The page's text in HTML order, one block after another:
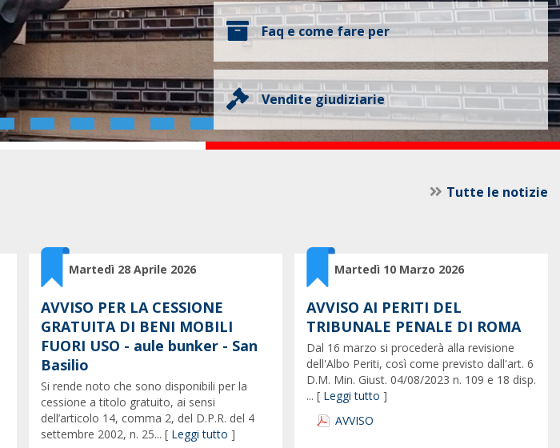
Faq e come fare per
Vendite giudiziarie
Tutte le notizie
Martedì 28 Aprile 2026
AVVISO PER LA CESSIONE
GRATUITA DI BENI MOBILI
FUORI USO - aule bunker - San
Basilio
Si rende noto che sono disponibili per la
cessione a titolo gratuito, ai sensi
dell’articolo 14, comma 2, del D.P.R. del 4
settembre 2002, n. 25... [ Leggi tutto ]
Martedì 10 Marzo 2026
AVVISO AI PERITI DEL
TRIBUNALE PENALE DI ROMA
Dal 16 marzo si procederà alla revisione
dell'Albo Periti, così come previsto dall'art. 6
D.M. Min. Giust. 04/08/2023 n. 109 e 18 disp.
... [ Leggi tutto ]
AVVISO